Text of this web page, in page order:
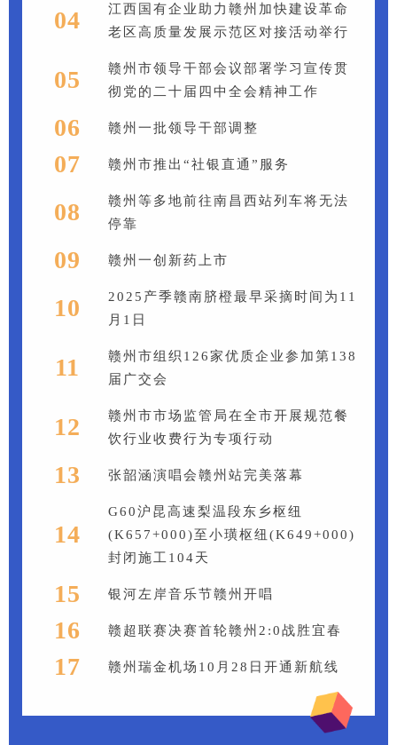
04
江西国有企业助力赣州加快建设革命
老区高质量发展示范区对接活动举行
05
赣州市领导干部会议部署学习宣传贯
彻党的二十届四中全会精神工作
06 赣州一批领导干部调整
07 赣州市推出“社银直通”服务
08
赣州等多地前往南昌西站列车将无法
停靠
09 赣州一创新药上市
10
2025产季赣南脐橙最早采摘时间为11
月1日
11
赣州市组织126家优质企业参加第138
届广交会
12
赣州市市场监管局在全市开展规范餐
饮行业收费行为专项行动
13 张韶涵演唱会赣州站完美落幕
14
G60沪昆高速梨温段东乡枢纽
(K657+000)至小璜枢纽(K649+000)
封闭施工104天
15 银河左岸音乐节赣州开唱
16 赣超联赛决赛首轮赣州2:0战胜宜春
17 赣州瑞金机场10月28日开通新航线